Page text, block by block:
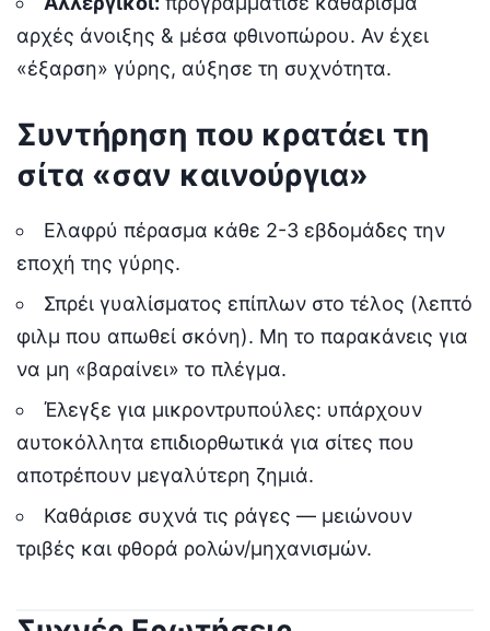
αρχές άνοιξης & μέσα φθινοπώρου. Αν έχει
«έξαρση» γύρης, αύξησε τη συχνότητα.
Συντήρηση που κρατάει τη
σίτα «σαν καινούργια»
Ελαφρύ πέρασμα κάθε 2-3 εβδομάδες την
εποχή της γύρης.
Σπρέι γυαλίσματος επίπλων στο τέλος (λεπτό
φιλμ που απωθεί σκόνη). Μη το παρακάνεις για
να μη «βαραίνει» το πλέγμα.
Έλεγξε για μικροντρυπούλες: υπάρχουν
αυτοκόλλητα επιδιορθωτικά για σίτες που
αποτρέπουν μεγαλύτερη ζημιά.
Καθάρισε συχνά τις ράγες — μειώνουν
τριβές και φθορά ρολών/μηχανισμών.